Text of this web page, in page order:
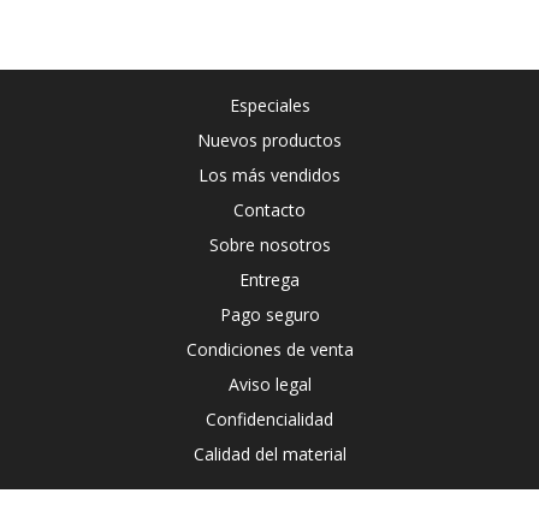
Especiales
Nuevos productos
Los más vendidos
Contacto
Sobre nosotros
Entrega
Pago seguro
Condiciones de venta
Aviso legal
Confidencialidad
Calidad del material